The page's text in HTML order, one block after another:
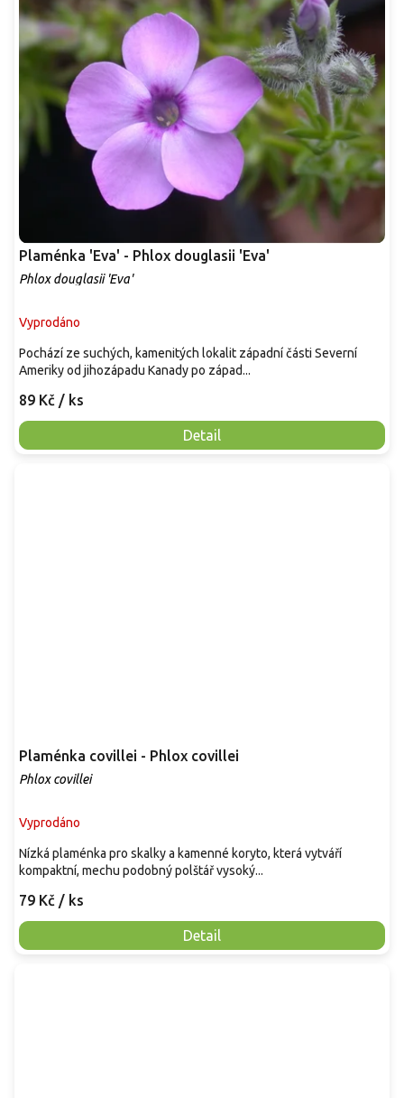
Plaménka 'Eva' - Phlox douglasii 'Eva'
Phlox douglasii 'Eva'
Vyprodáno
89 Kč / ks
Detail
Pochází ze suchých, kamenitých lokalit západní části Severní
Ameriky od jihozápadu Kanady po západ...
Plaménka covillei - Phlox covillei
Phlox covillei
Vyprodáno
79 Kč / ks
Detail
Nízká plaménka pro skalky a kamenné koryto, která vytváří
kompaktní, mechu podobný polštář vysoký...